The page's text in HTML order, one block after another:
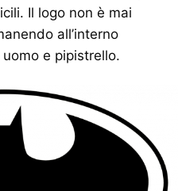
Il logo non è mai
all’interno
e pipistrello.